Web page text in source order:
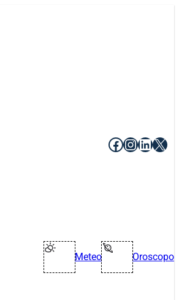
Facebook
X
Meteo Oroscopo